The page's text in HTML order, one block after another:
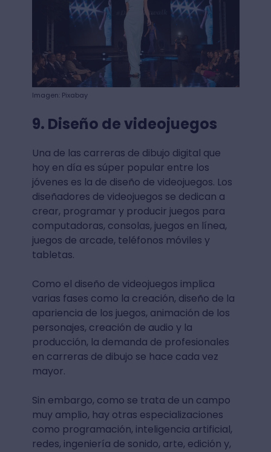
Imagen: Pixabay
9. Diseño de videojuegos
Una de las carreras de dibujo digital que
hoy en día es súper popular entre los
jóvenes es la de diseño de videojuegos. Los
diseñadores de videojuegos se dedican a
crear, programar y producir juegos para
computadoras, consolas, juegos en línea,
juegos de arcade, teléfonos móviles y
tabletas.
Como el diseño de videojuegos implica
varias fases como la creación, diseño de la
apariencia de los juegos, animación de los
personajes, creación de audio y la
producción, la demanda de profesionales
en carreras de dibujo se hace cada vez
mayor.
Sin embargo, como se trata de un campo
muy amplio, hay otras especializaciones
como programación, inteligencia artificial,
redes, ingeniería de sonido, arte, edición y,